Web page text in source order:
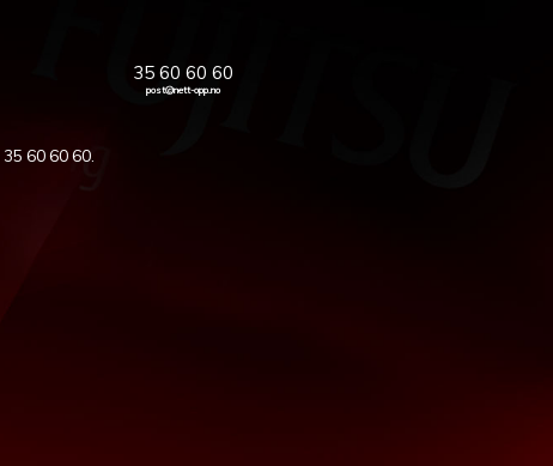
35 60 60 60
post@nett-opp.no
35 60 60 60.